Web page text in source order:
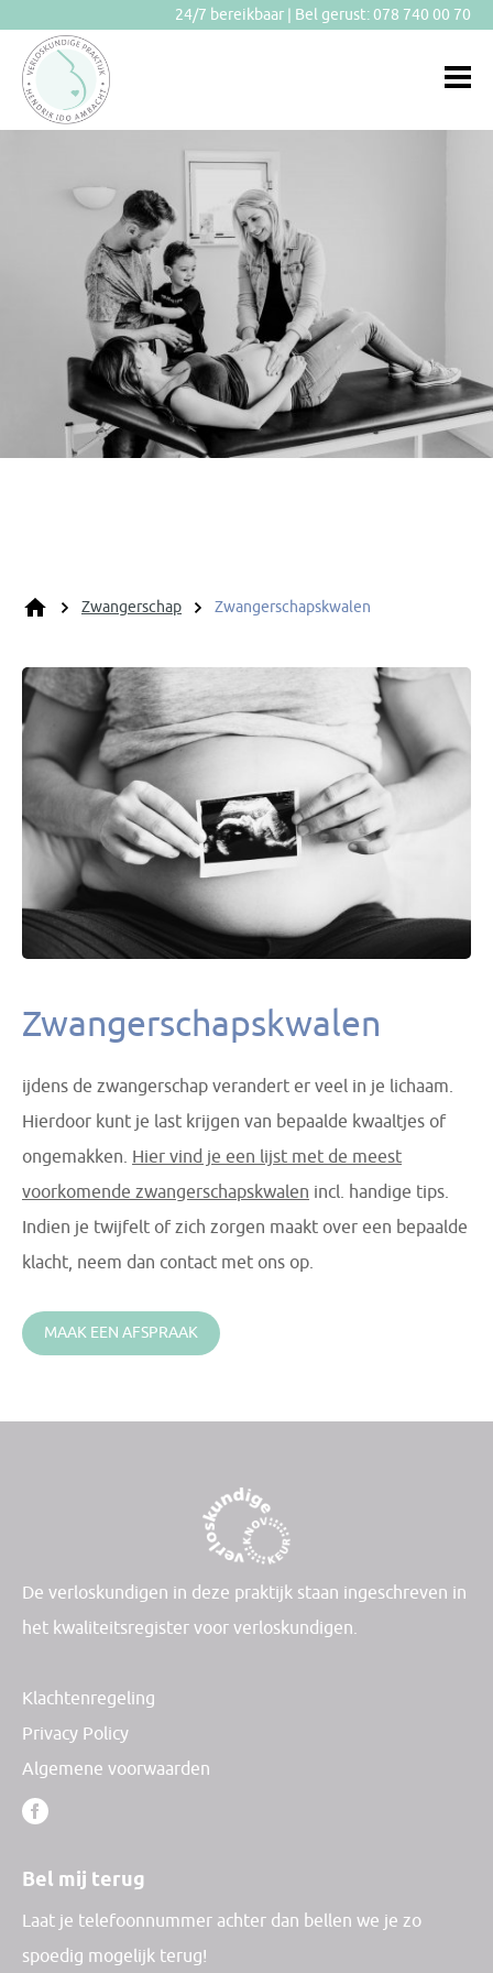
24/7 bereikbaar | Bel gerust:078 740 00 70
Zwangerschap Zwangerschapskwalen
Zwangerschapskwalen
ijdens de zwangerschap verandert er veel in je lichaam.
Hierdoor kunt je last krijgen van bepaalde kwaaltjes of
ongemakken. Hier vind je een lijst met de meest
voorkomende zwangerschapskwalen incl. handige tips.
Indien je twijfelt of zich zorgen maakt over een bepaalde
klacht, neem dan contact met ons op.
MAAK EEN AFSPRAAK
De verloskundigen in deze praktijk staan ingeschreven in
het kwaliteitsregister voor verloskundigen.
Klachtenregeling
Privacy Policy
Algemene voorwaarden
Bel mij terug
Laat je telefoonnummer achter dan bellen we je zo
spoedig mogelijk terug!